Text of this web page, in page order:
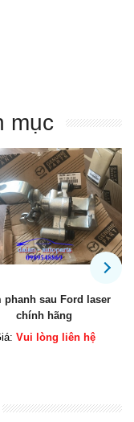
mục
gió ford ranger , hộp
lọc gió everest
Vui lòng liên hệ